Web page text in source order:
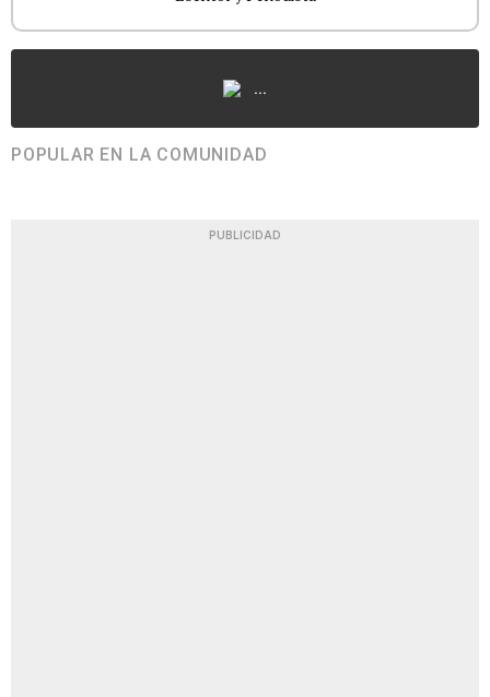
...
POPULAR EN LA COMUNIDAD
PUBLICIDAD